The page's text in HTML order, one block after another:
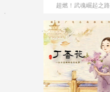
超燃！武魂崛起之路